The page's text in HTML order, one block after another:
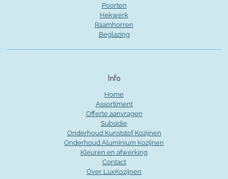
Poorten
Hekwerk
Raamhorren
Beglazing
Info
Home
Assortiment
Offerte aanvragen
Subsidie
Onderhoud Kunststof Kozijnen
Onderhoud Aluminium Kozijnen
Kleuren en afwerking
Contact
Over LuxKozijnen